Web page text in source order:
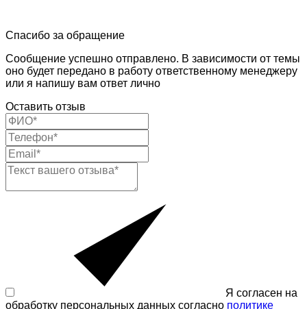
Спасибо за обращение
Сообщение успешно отправлено. В зависимости от темы
оно будет передано в работу ответственному менеджеру
или я напишу вам ответ лично
Оставить отзыв
Я согласен на
обработку персональных данных согласно политике